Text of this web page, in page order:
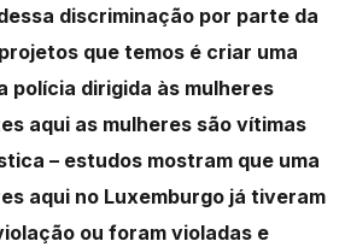
discriminação por parte da
que temos é criar uma
polícia dirigida às mulheres
aqui as mulheres são vítimas
– estudos mostram que uma
aqui no Luxemburgo já tiveram
ou foram violadas e